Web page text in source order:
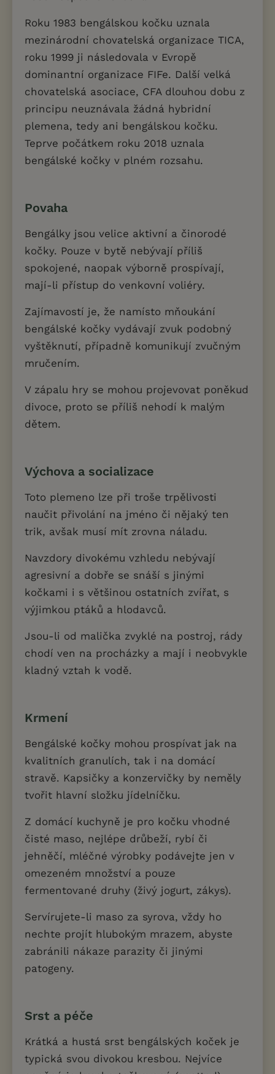
Roku 1983 bengálskou kočku uznala
mezinárodní chovatelská organizace TICA,
roku 1999 ji následovala v Evropě
dominantní organizace FIFe. Další velká
chovatelská asociace, CFA dlouhou dobu z
principu neuznávala žádná hybridní
plemena, tedy ani bengálskou kočku.
Teprve počátkem roku 2018 uznala
bengálské kočky v plném rozsahu.
Povaha
Bengálky jsou velice aktivní a činorodé
kočky. Pouze v bytě nebývají příliš
spokojené, naopak výborně prospívají,
mají-li přístup do venkovní voliéry.
Zajímavostí je, že namísto mňoukání
bengálské kočky vydávají zvuk podobný
vyštěknutí, případně komunikují zvučným
mručením.
V zápalu hry se mohou projevovat poněkud
divoce, proto se příliš nehodí k malým
dětem.
Výchova a socializace
Toto plemeno lze při troše trpělivosti
naučit přivolání na jméno či nějaký ten
trik, avšak musí mít zrovna náladu.
Navzdory divokému vzhledu nebývají
agresivní a dobře se snáší s jinými
kočkami i s většinou ostatních zvířat, s
výjimkou ptáků a hlodavců.
Jsou-li od malička zvyklé na postroj, rády
chodí ven na procházky a mají i neobvykle
kladný vztah k vodě.
Krmení
Bengálské kočky mohou prospívat jak na
kvalitních granulích, tak i na domácí
stravě. Kapsičky a konzervičky by neměly
tvořit hlavní složku jídelníčku.
Z domácí kuchyně je pro kočku vhodné
čisté maso, nejlépe drůbeží, rybí či
jehněčí, mléčné výrobky podávejte jen v
omezeném množství a pouze
fermentované druhy (živý jogurt, zákys).
Servírujete-li maso za syrova, vždy ho
nechte projít hlubokým mrazem, abyste
zabránili nákaze parazity či jinými
patogeny.
Srst a péče
Krátká a hustá srst bengálských koček je
typická svou divokou kresbou. Nejvíce